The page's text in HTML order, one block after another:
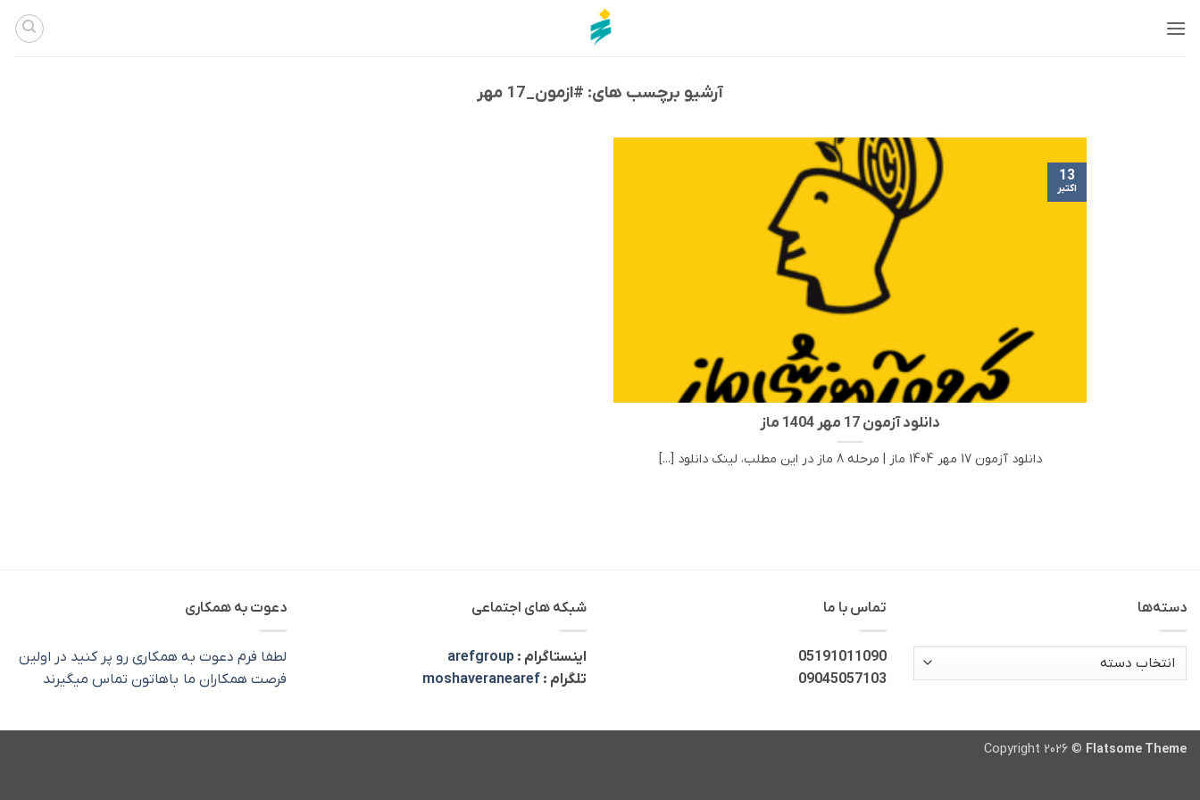
آرشیو برچسب های: #ازمون_17 مهر
دانلود آزمون 17 مهر 1404 ماز
دانلود آزمون 17 مهر 1404 ماز | مرحله 8 ماز در این مطلب، لینک دانلود [...]
13
اکتبر
دسته‌ها
دسته‌ها
تماس با ما
05191011090
09045057103
شبکه های اجتماعی
اینستاگرام : arefgroup
تلگرام : moshaveranearef
دعوت به همکاری
لطفا فرم دعوت به همکاری رو پر کنید در اولین
فرصت همکاران ما باهاتون تماس میگیرند
Copyright 2026 © Flatsome Theme